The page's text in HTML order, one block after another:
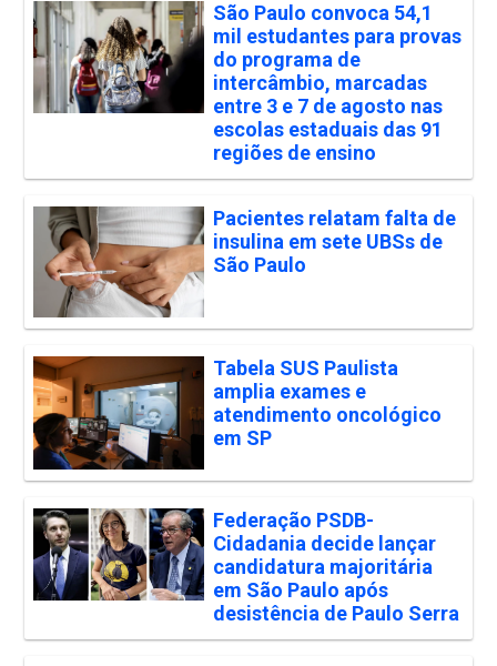
São Paulo convoca 54,1
mil estudantes para provas
do programa de
intercâmbio, marcadas
entre 3 e 7 de agosto nas
escolas estaduais das 91
regiões de ensino
Pacientes relatam falta de
insulina em sete UBSs de
São Paulo
Tabela SUS Paulista
amplia exames e
atendimento oncológico
em SP
Federação PSDB-
Cidadania decide lançar
candidatura majoritária
em São Paulo após
desistência de Paulo Serra